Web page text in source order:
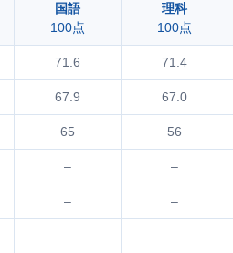
国語
100点
理科
100点
71.6 71.4
67.9 67.0
65 56
– –
– –
– –